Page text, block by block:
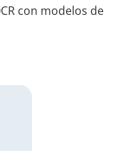
con modelos de